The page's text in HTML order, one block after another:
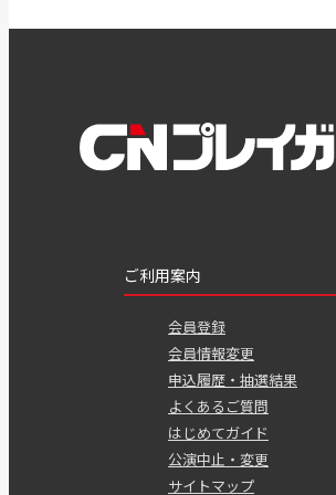
ご利用案内
会員登録
会員情報変更
申込履歴・抽選結果
よくあるご質問
はじめてガイド
公演中止・変更
サイトマップ